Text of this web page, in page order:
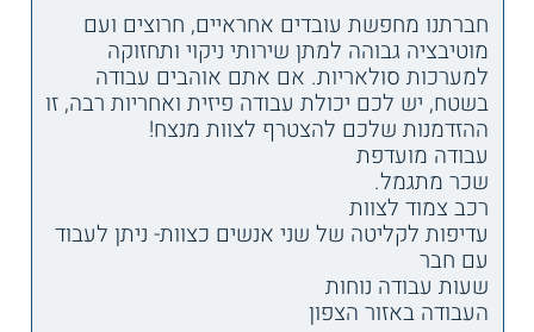
חברתנו מחפשת עובדים אחראיים, חרוצים ועם
מוטיבציה גבוהה למתן שירותי ניקוי ותחזוקה
למערכות סולאריות. אם אתם אוהבים עבודה
בשטח, יש לכם יכולת עבודה פיזית ואחריות רבה, זו
ההזדמנות שלכם להצטרף לצוות מנצח!
עבודה מועדפת
שכר מתגמל.
רכב צמוד לצוות
עדיפות לקליטה של שני אנשים כצוות- ניתן לעבוד
עם חבר
שעות עבודה נוחות
העבודה באזור הצפון